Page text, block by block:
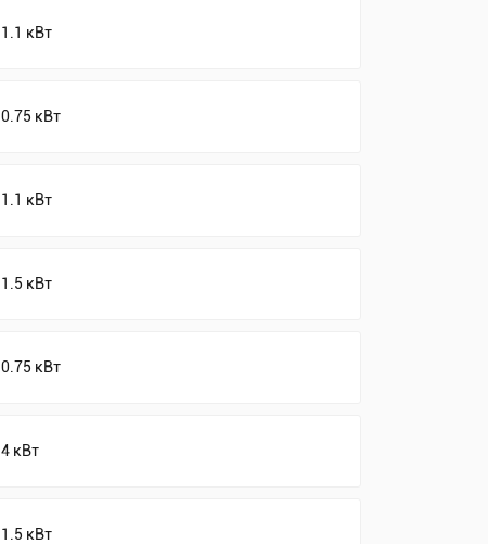
1.1 кВт
0.75 кВт
1.1 кВт
1.5 кВт
0.75 кВт
4 кВт
1.5 кВт